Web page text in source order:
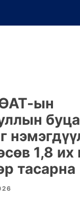
ын
1,8 их
тасарна